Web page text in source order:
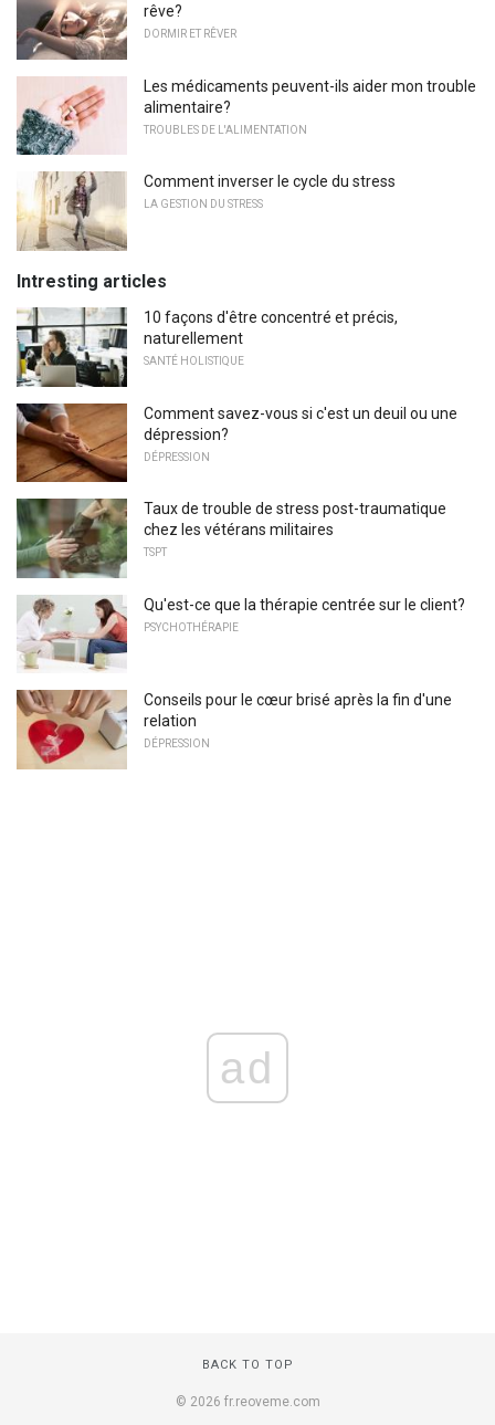
rêve?
DORMIR ET RÊVER
Les médicaments peuvent-ils aider mon trouble
alimentaire?
TROUBLES DE L'ALIMENTATION
Comment inverser le cycle du stress
LA GESTION DU STRESS
Intresting articles
10 façons d'être concentré et précis,
naturellement
SANTÉ HOLISTIQUE
Comment savez-vous si c'est un deuil ou une
dépression?
DÉPRESSION
Taux de trouble de stress post-traumatique
chez les vétérans militaires
TSPT
Qu'est-ce que la thérapie centrée sur le client?
PSYCHOTHÉRAPIE
Conseils pour le cœur brisé après la fin d'une
relation
DÉPRESSION
ad
BACK TO TOP
© 2026 fr.reoveme.com